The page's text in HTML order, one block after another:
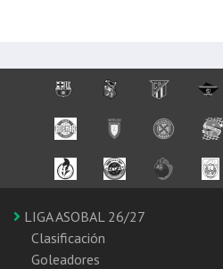
LIGA ASOBAL 26/27
Clasificación
Goleadores